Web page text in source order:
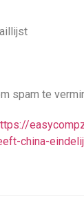
spam te
china-